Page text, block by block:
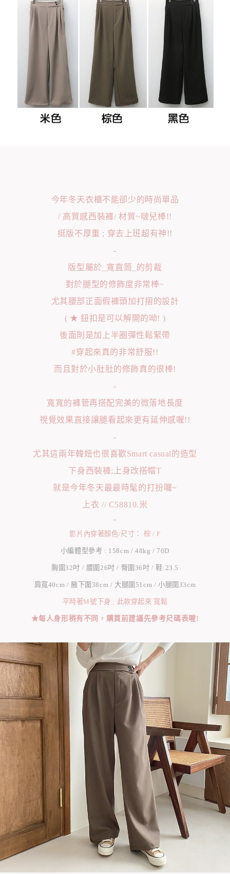
今年冬天衣櫃不能卻少的時尚單品
/ 高質感西裝褲/ 材質~啵兒棒!!
挺版不厚重 ; 穿去上班超有神!!
-
版型屬於_寬直筒_的剪裁
對於腿型的修飾度非常棒~
尤其腰部正面假褲頭加打摺的設計
( ★ 鈕扣是可以解開的呦! )
後面則是加上半圈彈性鬆緊帶
#穿起來真的非常舒服!!
而且對於小肚肚的修飾真的很棒!
-
寬寬的褲管再搭配完美的微落地長度
視覺效果直接讓腿看起來更有延伸感喔!!
-
尤其這兩年韓妞也很喜歡Smart casual的造型
下身西裝褲;上身改搭帽T
就是今年冬天最最時髦的打扮囉~
上衣 // C58810.米
-
影片內穿著顏色/尺寸： 棕 / F
小編體型參考 : 158cm / 48kg / 70D
胸圍32吋 / 腰圍26吋 / 臀圍36吋 / 鞋:23.5
肩寬40cm / 腋下圍38cm / 大腿圍51cm / 小腿圍33cm
平時著M號下身 ; 此款穿起來 寬鬆
★每人身形稍有不同，購買前建議先參考尺碼表喔!